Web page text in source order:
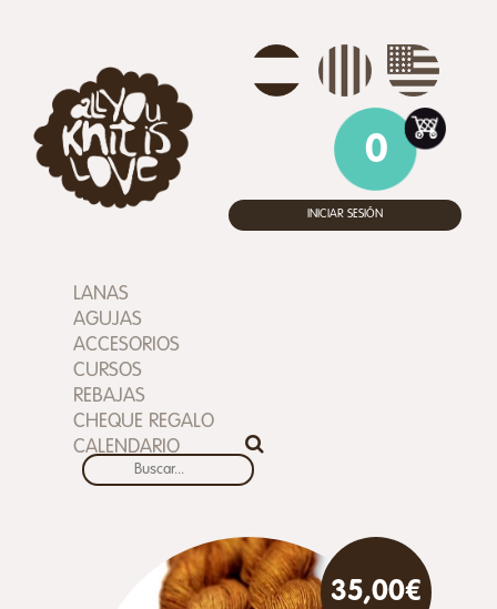
0
INICIAR SESIÓN
LANAS
AGUJAS
ACCESORIOS
CURSOS
REBAJAS
CHEQUE REGALO
CALENDARIO
35,00€